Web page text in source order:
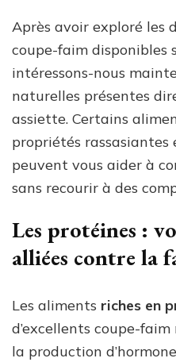
Après avoir exploré les
coupe-faim disponibles
intéressons-nous
naturelles présentes
assiette. Certains
propriétés rassasiantes
peuvent vous aider à
sans recourir à des
Les protéines :
alliées contre la
Les aliments riches en
d’excellents coupe-
la production